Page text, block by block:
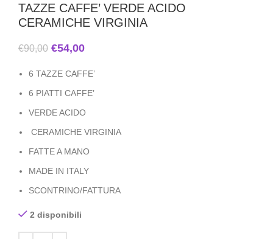
TAZZE CAFFE’ VERDE ACIDO
CERAMICHE VIRGINIA
€90,00 €54,00
6 TAZZE CAFFE’
6 PIATTI CAFFE’
VERDE ACIDO
CERAMICHE VIRGINIA
FATTE A MANO
MADE IN ITALY
SCONTRINO/FATTURA
2 disponibili